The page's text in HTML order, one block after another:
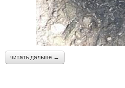
читать дальше →